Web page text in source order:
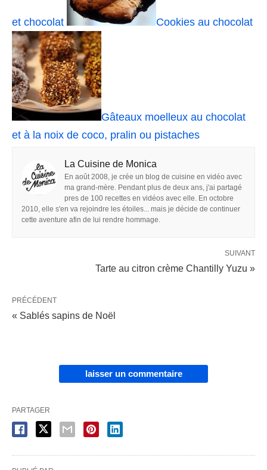
et chocolat Cookies au chocolat
Gâteaux moelleux au chocolat
et à la noix de coco, pralin ou pistaches
La Cuisine de Monica
En août 2008, je crée un blog de cuisine en vidéo avec
ma grand-mère. Pendant plus de deux ans, j'ai partagé
pres de 100 recettes en vidéos avec elle. En octobre
2010, elle s'en va rejoindre les étoiles... mais je décide de continuer
cette aventure afin de lui rendre hommage.
SUIVANT
Tarte au citron crème Chantilly Yuzu »
PRÉCÉDENT
« Sablés sapins de Noël
laisser un commentaire
PARTAGER